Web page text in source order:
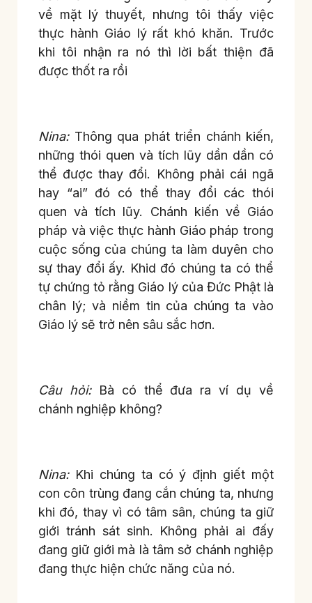
về mặt lý thuyết, nhưng tôi thấy việc
thực hành Giáo lý rất khó khăn. Trước
khi tôi nhận ra nó thì lời bất thiện đã
được thốt ra rồi
Nina:Thông qua phát triển chánh kiến,
những thói quen và tích lũy dần dần có
thể được thay đổi. Không phải cái ngã
hay “ai” đó có thể thay đổi các thói
quen và tích lũy. Chánh kiến về Giáo
pháp và việc thực hành Giáo pháp trong
cuộc sống của chúng ta làm duyên cho
sự thay đổi ấy. Khid đó chúng ta có thể
tự chứng tỏ rằng Giáo lý của Đức Phật là
chân lý; và niềm tin của chúng ta vào
Giáo lý sẽ trở nên sâu sắc hơn.
Câu hỏi:Bà có thể đưa ra ví dụ về
chánh nghiệp không?
Nina:Khi chúng ta có ý định giết một
con côn trùng đang cắn chúng ta, nhưng
khi đó, thay vì có tâm sân, chúng ta giữ
giới tránh sát sinh. Không phải ai đấy
đang giữ giới mà là tâm sở chánh nghiệp
đang thực hiện chức năng của nó.